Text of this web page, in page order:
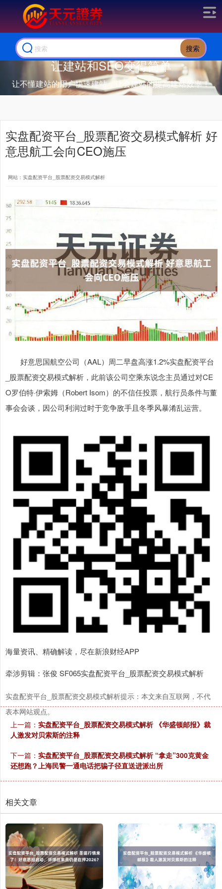
搜索
让建站和SEO变得简单
让不懂建站的用户快速建站，让会建站的提高建站效率！
实盘配资平台_股票配资交易模式解析 好
意思航工会向CEO施压
网站：实盘配资平台_股票配资交易模式解析
好意思国航空公司（AAL）周二早盘高涨1.2%实盘配资平台
_股票配资交易模式解析，此前该公司空乘东说念主员通过对CE
O罗伯特·伊索姆（Robert Isom）的不信任投票，航行员条件与董
事会会谈，因公司利润过时于竞争敌手且冬季风暴淆乱运营。
海量资讯、精确解读，尽在新浪财经APP
牵涉剪辑：张俊 SF065实盘配资平台_股票配资交易模式解析
实盘配资平台_股票配资交易模式解析提示：本文来自互联网，不代
表本网站观点。
上一篇： 实盘配资平台_股票配资交易模式解析 《华盛顿邮报》裁
人激发对贝索斯的注释
下一篇： 实盘配资平台_股票配资交易模式解析 “拿走”300克黄金
还想跑？上海民警一通电话把骗子径直送进派出所
相关文章